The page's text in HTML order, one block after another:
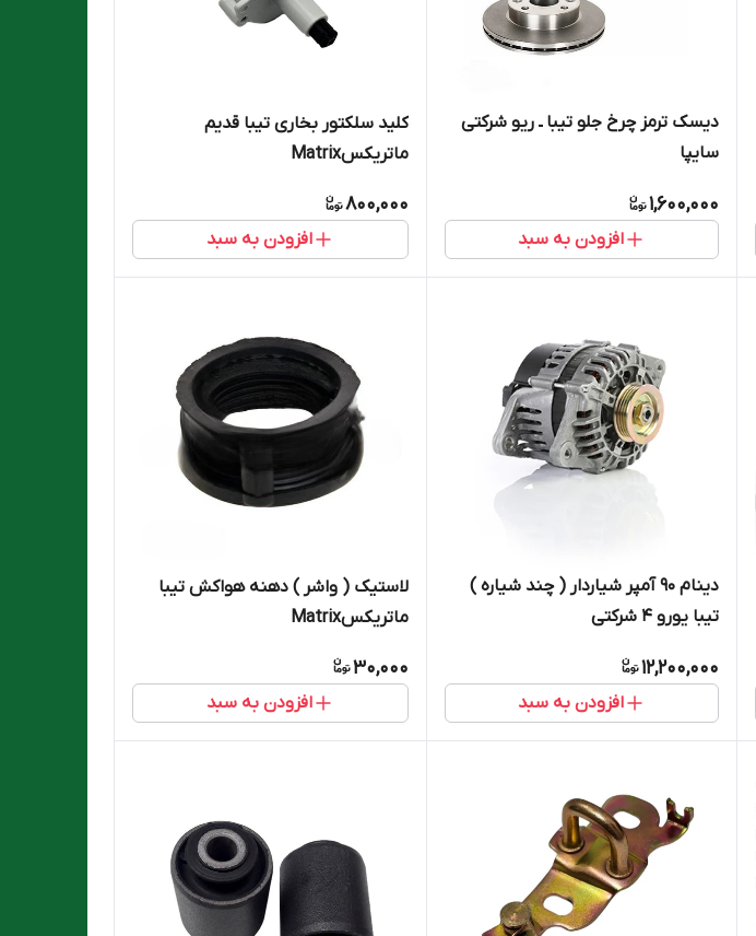
دیسک ترمز چرخ جلو تیبا ـ ریو شرکتی
سایپا
1,600,000
افزودن به سبد
کلید سلکتور بخاری تیبا قدیم
ماتریکسMatrix
800,000
افزودن به سبد
دینام ۹۰ آمپر شیاردار ( چند شیاره )
تیبا یورو ۴ شرکتی
12,200,000
افزودن به سبد
لاستیک ( واشر ) دهنه هواکش تیبا
ماتریکسMatrix
30,000
افزودن به سبد